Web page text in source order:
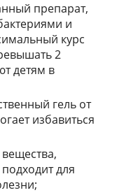
препарат,
и
курс
2
детям в
гель от
избавиться
для